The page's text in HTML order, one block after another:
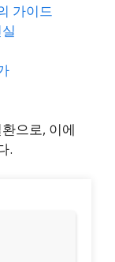
가이드
으로, 이에
.